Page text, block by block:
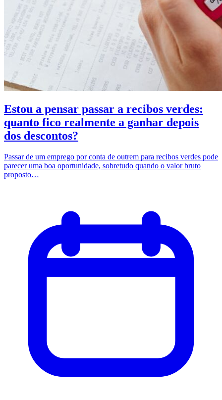
Estou a pensar passar a recibos verdes:
quanto fico realmente a ganhar depois
dos descontos?
Passar de um emprego por conta de outrem para recibos verdes pode
parecer uma boa oportunidade, sobretudo quando o valor bruto
proposto…